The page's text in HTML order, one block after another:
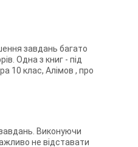
завдань багато
Одна з книг - під
10 клас, Алімов , про
Виконуючи
не відставати